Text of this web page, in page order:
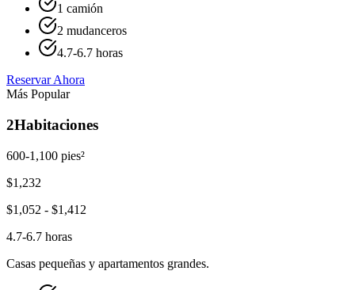
1 camión
2 mudanceros
4.7-6.7 horas
Reservar Ahora
Más Popular
2Habitaciones
600-1,100 pies²
$1,232
$1,052 - $1,412
4.7-6.7 horas
Casas pequeñas y apartamentos grandes.